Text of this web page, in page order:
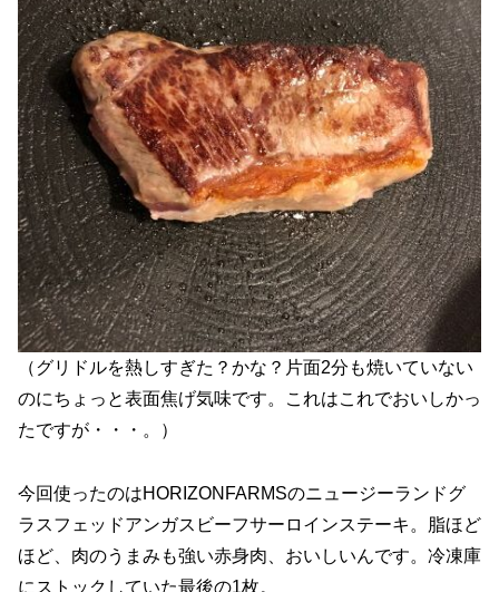
（グリドルを熱しすぎた？かな？片面2分も焼いていない
のにちょっと表面焦げ気味です。これはこれでおいしかっ
たですが・・・。）
今回使ったのはHORIZONFARMSのニュージーランドグ
ラスフェッドアンガスビーフサーロインステーキ。脂ほど
ほど、肉のうまみも強い赤身肉、おいしいんです。冷凍庫
にストックしていた最後の1枚。